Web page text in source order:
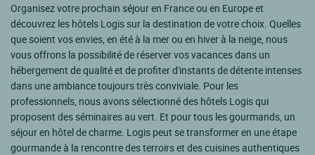
Organisez votre prochain séjour en France ou en Europe et
découvrez les hôtels Logis sur la destination de votre choix. Quelles
que soient vos envies, en été à la mer ou en hiver à la neige, nous
vous offrons la possibilité de réserver vos vacances dans un
hébergement de qualité et de profiter d'instants de détente intenses
dans une ambiance toujours très conviviale. Pour les
professionnels, nous avons sélectionné des hôtels Logis qui
proposent des séminaires au vert. Et pour tous les gourmands, un
séjour en hôtel de charme. Logis peut se transformer en une étape
gourmande à la rencontre des terroirs et des cuisines authentiques